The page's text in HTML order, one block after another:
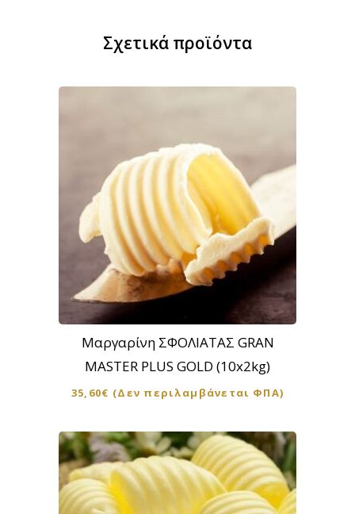
Σχετικά προϊόντα
Μαργαρίνη ΣΦΟΛΙΑΤΑΣ GRAN
MASTER PLUS GOLD (10x2kg)
35,60€ (Δεν περιλαμβάνεται ΦΠΑ)